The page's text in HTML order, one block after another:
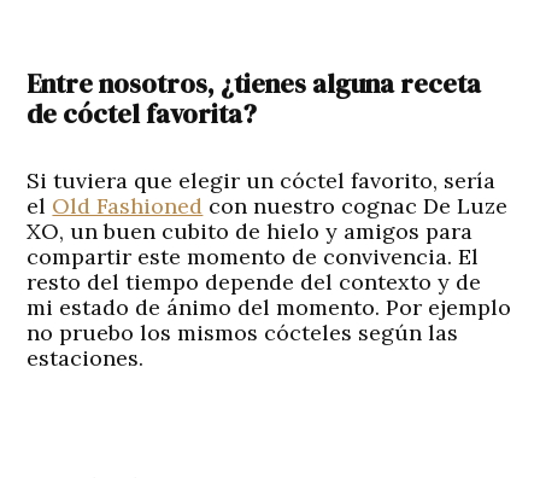
Entre nosotros, ¿tienes alguna receta
de cóctel favorita?
Si tuviera que elegir un cóctel favorito, sería
el Old Fashioned con nuestro cognac De Luze
XO, un buen cubito de hielo y amigos para
compartir este momento de convivencia. El
resto del tiempo depende del contexto y de
mi estado de ánimo del momento. Por ejemplo
no pruebo los mismos cócteles según las
estaciones.